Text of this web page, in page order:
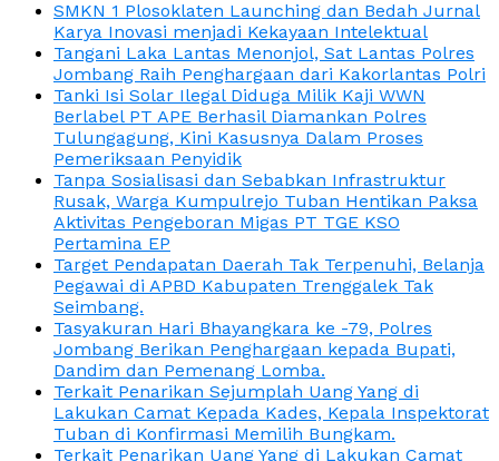
SMKN 1 Plosoklaten Launching dan Bedah Jurnal
Karya Inovasi menjadi Kekayaan Intelektual
Tangani Laka Lantas Menonjol, Sat Lantas Polres
Jombang Raih Penghargaan dari Kakorlantas Polri
Tanki Isi Solar Ilegal Diduga Milik Kaji WWN
Berlabel PT APE Berhasil Diamankan Polres
Tulungagung, Kini Kasusnya Dalam Proses
Pemeriksaan Penyidik
Tanpa Sosialisasi dan Sebabkan Infrastruktur
Rusak, Warga Kumpulrejo Tuban Hentikan Paksa
Aktivitas Pengeboran Migas PT TGE KSO
Pertamina EP
Target Pendapatan Daerah Tak Terpenuhi, Belanja
Pegawai di APBD Kabupaten Trenggalek Tak
Seimbang.
Tasyakuran Hari Bhayangkara ke -79, Polres
Jombang Berikan Penghargaan kepada Bupati,
Dandim dan Pemenang Lomba.
Terkait Penarikan Sejumplah Uang Yang di
Lakukan Camat Kepada Kades, Kepala Inspektorat
Tuban di Konfirmasi Memilih Bungkam.
Terkait Penarikan Uang Yang di Lakukan Camat